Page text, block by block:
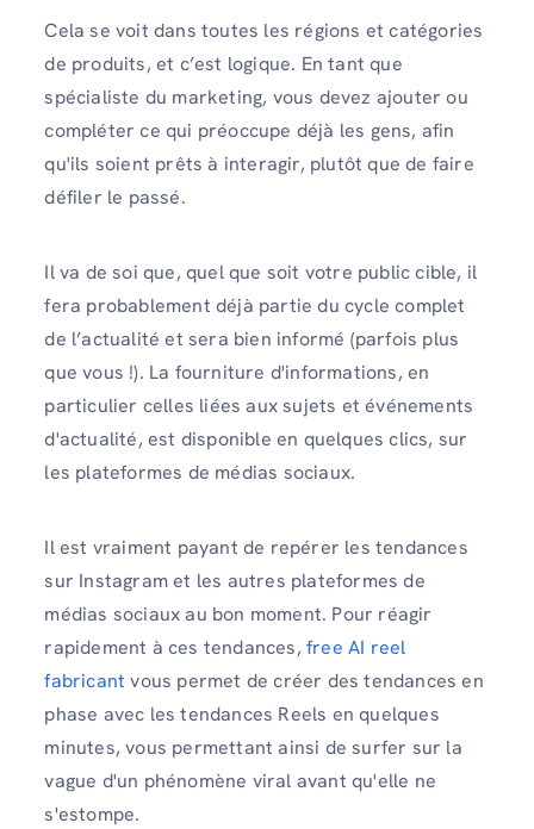
Cela se voit dans toutes les régions et catégories
de produits, et c’est logique. En tant que
spécialiste du marketing, vous devez ajouter ou
compléter ce qui préoccupe déjà les gens, afin
qu'ils soient prêts à interagir, plutôt que de faire
défiler le passé.
Il va de soi que, quel que soit votre public cible, il
fera probablement déjà partie du cycle complet
de l’actualité et sera bien informé (parfois plus
que vous !). La fourniture d'informations, en
particulier celles liées aux sujets et événements
d'actualité, est disponible en quelques clics, sur
les plateformes de médias sociaux.
Il est vraiment payant de repérer les tendances
sur Instagram et les autres plateformes de
médias sociaux au bon moment. Pour réagir
rapidement à ces tendances, free AI reel
fabricant vous permet de créer des tendances en
phase avec les tendances Reels en quelques
minutes, vous permettant ainsi de surfer sur la
vague d'un phénomène viral avant qu'elle ne
s'estompe.